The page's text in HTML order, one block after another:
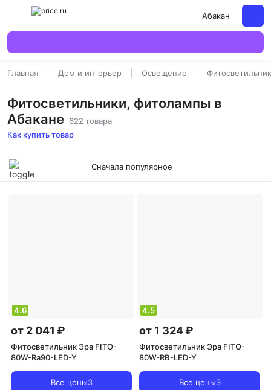
Абакан
Главная Дом и интерьер Освещение
Фитосветильники, фитолампы в
Абакане 622 товара
Как купить товар
Сначала популярное
4.6
от 2 041 ₽
Фитосветильник Эра FITO-
80W-Ra90-LED-Y
Все цены3
4.5
от 1 324 ₽
Фитосветильник Эра FITO-
80W-RB-LED-Y
Все цены3